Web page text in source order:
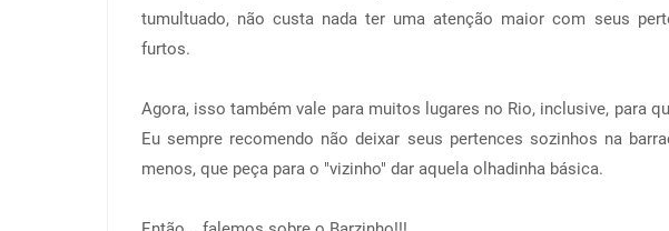
tumultuado, não custa nada ter uma atenção maior com seus
furtos.
Agora, isso também vale para muitos lugares no Rio, inclusive, para
Eu sempre recomendo não deixar seus pertences sozinhos na
menos, que peça para o "vizinho" dar aquela olhadinha básica.